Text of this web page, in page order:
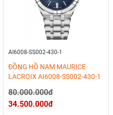
AI6008-SS002-430-1
ĐỒNG HỒ NAM MAURICE
LACROIX AI6008-SS002-430-1
80.000.000đ
34.500.000đ